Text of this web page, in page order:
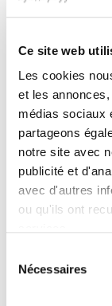
Ce site web
Les cookies
et les
médias sociaux
partageons
notre site avec
publicité et
avec d'autres
ou qu'ils ont
Nécessaires
Con
La sua
facilita la
La polpa di
Utilizzando
piatti.
Découvrez